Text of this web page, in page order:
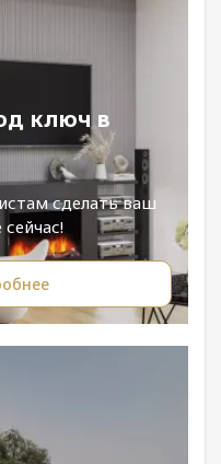
ключ в
сделать ваш